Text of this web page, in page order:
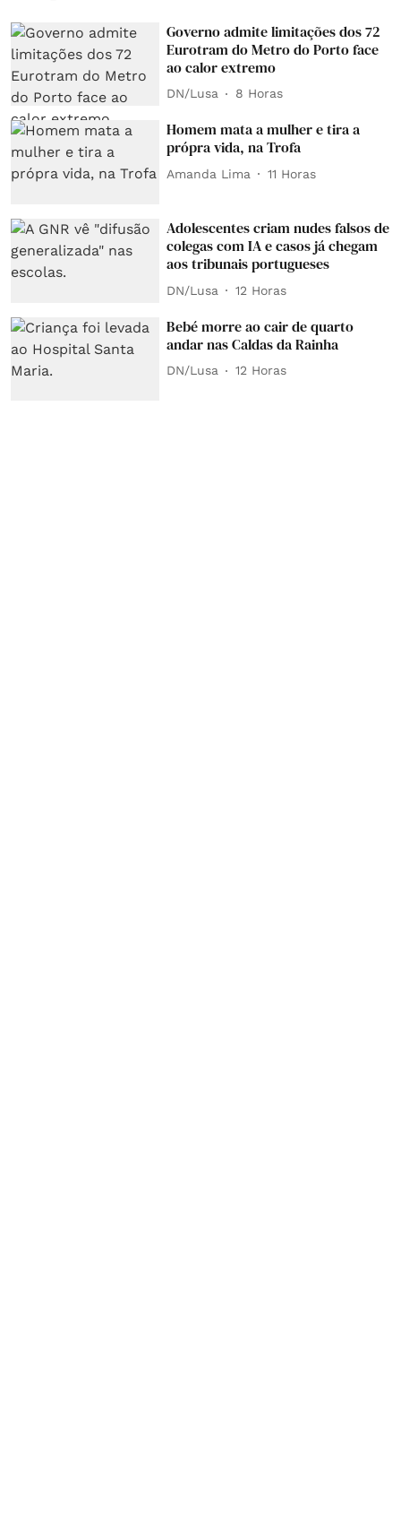
Governo admite limitações dos 72
Eurotram do Metro do Porto face
ao calor extremo
DN/Lusa 8 Horas
Homem mata a mulher e tira a
própra vida, na Trofa
Amanda Lima 11 Horas
Adolescentes criam nudes falsos de
colegas com IA e casos já chegam
aos tribunais portugueses
DN/Lusa 12 Horas
Bebé morre ao cair de quarto
andar nas Caldas da Rainha
DN/Lusa 12 Horas